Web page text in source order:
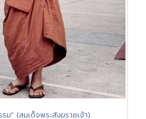
" (สมเด็จพระสังฆราชเจ้า)